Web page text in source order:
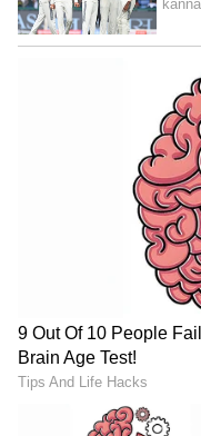
Image Credit :StockPhoto
ಎರಡು ವರ್ಷಗಳ ಕಾಲ